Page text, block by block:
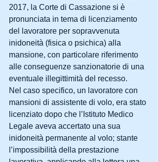
2017, la Corte di Cassazione si è
pronunciata in tema di licenziamento
del lavoratore per sopravvenuta
inidoneità (fisica o psichica) alla
mansione, con particolare riferimento
alle conseguenze sanzionatorie di una
eventuale illegittimità del recesso.
Nel caso specifico, un lavoratore con
mansioni di assistente di volo, era stato
licenziato dopo che l’Istituto Medico
Legale aveva accertato una sua
inidoneità permanente al volo; stante
l’impossibilità della prestazione